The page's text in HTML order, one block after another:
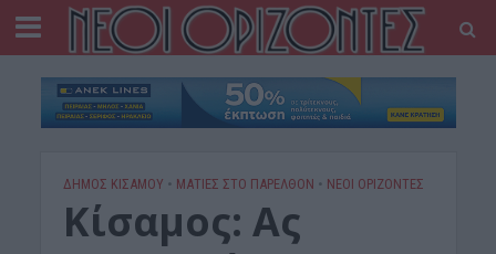
ΔΉΜΟΣ ΚΙΣΆΜΟΥ • ΜΑΤΙΕΣ ΣΤΟ ΠΑΡΕΛΘΟΝ • ΝΕΟΙ ΟΡΙΖΟΝΤΕΣ
Κίσαμος: Ας